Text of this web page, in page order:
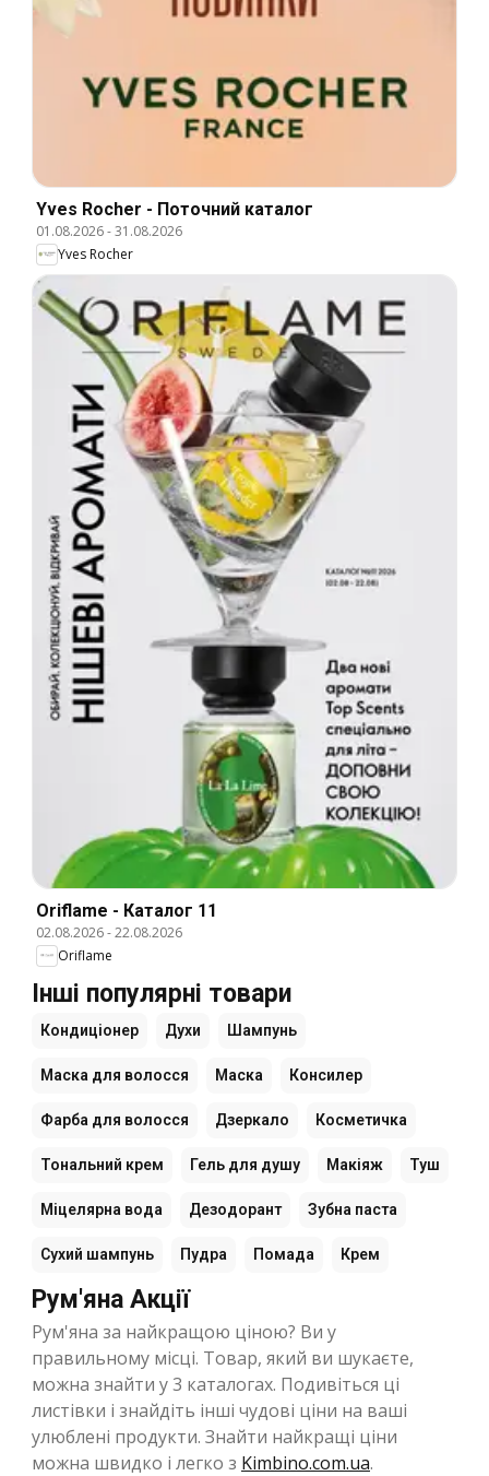
Yves Rocher - Поточний каталог
01.08.2026-31.08.2026
Yves Rocher
Oriflame - Каталог 11
02.08.2026-22.08.2026
Oriflame
Інші популярні товари
Кондиціонер Духи Шампунь
Маска для волосся Маска Консилер
Фарба для волосся Дзеркало Косметичка
Тональний крем Гель для душу Макіяж Туш
Міцелярна вода Дезодорант Зубна паста
Сухий шампунь Пудра Помада Крем
Рум'яна Акції
Рум'яна за найкращою ціною? Ви у
правильному місці. Товар, який ви шукаєте,
можна знайти у 3 каталогах. Подивіться ці
листівки і знайдіть інші чудові ціни на ваші
улюблені продукти. Знайти найкращі ціни
можна швидко і легко з Kimbino.com.ua.